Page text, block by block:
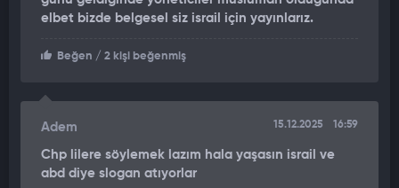
elbet bizde belgesel siz israil için yayınlarız.
Beğen / 2 kişi beğenmiş
Adem 15.12.2025 16:59
Chp lilere söylemek lazım hala yaşasın israil ve
abd diye slogan atıyorlar